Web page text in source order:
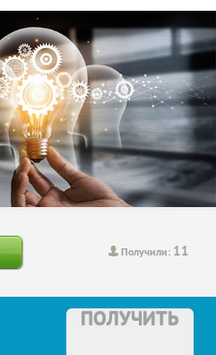
Получили: 11
ПОЛУЧИТЬ